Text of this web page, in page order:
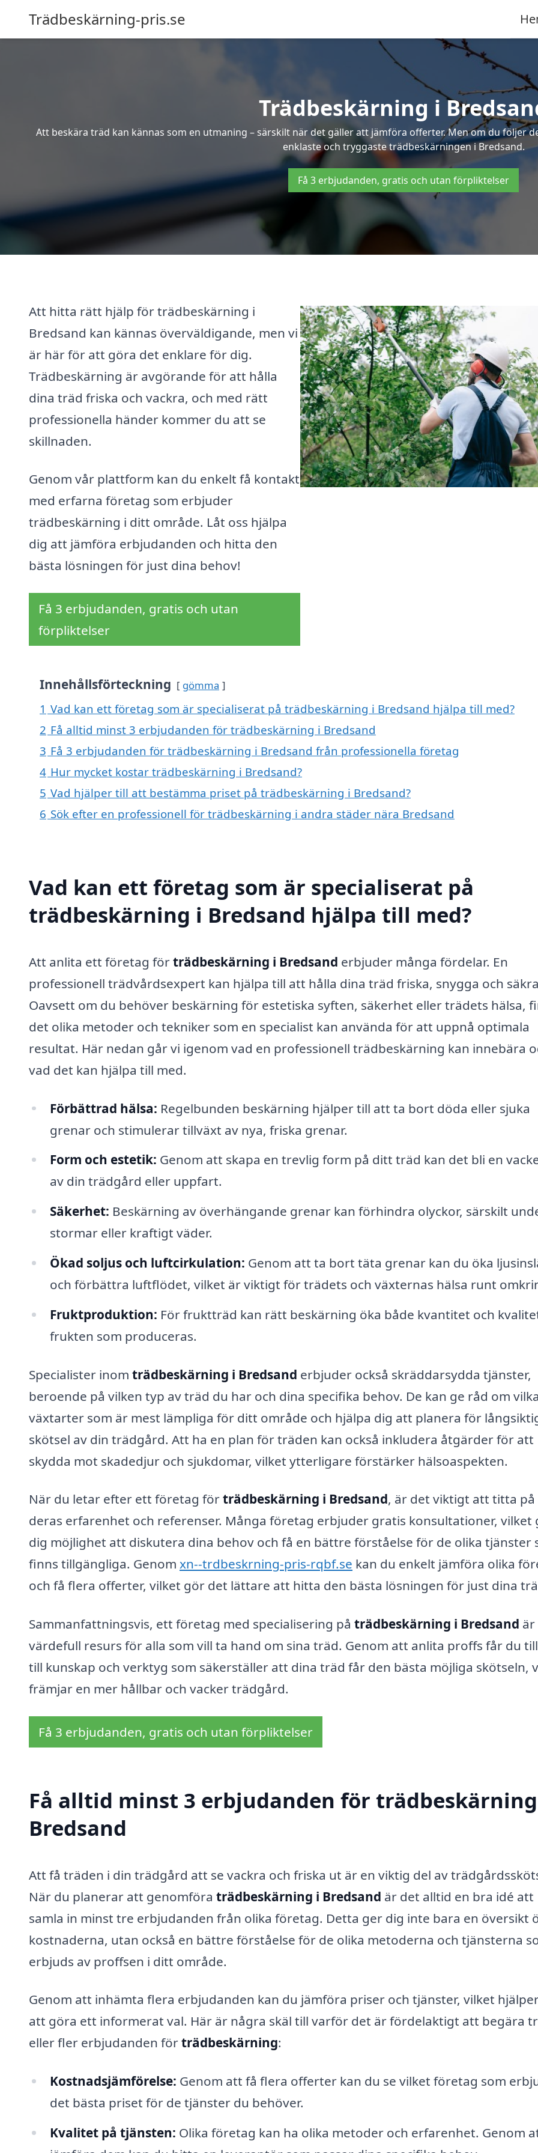
Trädbeskärning-pris.se
Trädbeskärning i
Att beskära träd kan kännas som en utmaning – särskilt när det gäller att jämföra offerter. Men om du följer
enklaste och tryggaste trädbeskärningen i Bredsand.
Få 3 erbjudanden, gratis och utan förpliktelser
Att hitta rätt hjälp för trädbeskärning i
Bredsand kan kännas överväldigande, men vi
är här för att göra det enklare för dig.
Trädbeskärning är avgörande för att hålla
dina träd friska och vackra, och med rätt
professionella händer kommer du att se
skillnaden.
Genom vår plattform kan du enkelt få kontakt
med erfarna företag som erbjuder
trädbeskärning i ditt område. Låt oss hjälpa
dig att jämföra erbjudanden och hitta den
bästa lösningen för just dina behov!
Få 3 erbjudanden, gratis och utan
förpliktelser
Innehållsförteckning gömma
1 Vad kan ett företag som är specialiserat på trädbeskärning i Bredsand hjälpa till med?
2 Få alltid minst 3 erbjudanden för trädbeskärning i Bredsand
3 Få 3 erbjudanden för trädbeskärning i Bredsand från professionella företag
4 Hur mycket kostar trädbeskärning i Bredsand?
5 Vad hjälper till att bestämma priset på trädbeskärning i Bredsand?
6 Sök efter en professionell för trädbeskärning i andra städer nära Bredsand
Vad kan ett företag som är specialiserat på
trädbeskärning i Bredsand hjälpa till med?
Att anlita ett företag förträdbeskärning i Bredsand erbjuder många fördelar. En
professionell trädvårdsexpert kan hjälpa till att hålla dina träd friska, snygga och
Oavsett om du behöver beskärning för estetiska syften, säkerhet eller trädets hälsa,
det olika metoder och tekniker som en specialist kan använda för att uppnå optimala
resultat. Här nedan går vi igenom vad en professionell trädbeskärning kan innebära
vad det kan hjälpa till med.
Förbättrad hälsa: Regelbunden beskärning hjälper till att ta bort döda eller sjuka
grenar och stimulerar tillväxt av nya, friska grenar.
Form och estetik: Genom att skapa en trevlig form på ditt träd kan det bli en
av din trädgård eller uppfart.
Säkerhet: Beskärning av överhängande grenar kan förhindra olyckor, särskilt
stormar eller kraftigt väder.
Ökad soljus och luftcirkulation: Genom att ta bort täta grenar kan du öka
och förbättra luftflödet, vilket är viktigt för trädets och växternas hälsa runt
Fruktproduktion: För fruktträd kan rätt beskärning öka både kvantitet och
frukten som produceras.
Specialister inom trädbeskärning i Bredsand erbjuder också skräddarsydda tjänster,
beroende på vilken typ av träd du har och dina specifika behov. De kan ge råd om vilka
växtarter som är mest lämpliga för ditt område och hjälpa dig att planera för
skötsel av din trädgård. Att ha en plan för träden kan också inkludera åtgärder för att
skydda mot skadedjur och sjukdomar, vilket ytterligare förstärker hälsoaspekten.
När du letar efter ett företag förträdbeskärning i Bredsand, är det viktigt att titta på
deras erfarenhet och referenser. Många företag erbjuder gratis konsultationer, vilket
dig möjlighet att diskutera dina behov och få en bättre förståelse för de olika tjänster
finns tillgängliga. Genom xn--trdbeskrning-pris-rqbf.se kan du enkelt jämföra olika
och få flera offerter, vilket gör det lättare att hitta den bästa lösningen för just dina
Sammanfattningsvis, ett företag med specialisering på trädbeskärning i Bredsand är
värdefull resurs för alla som vill ta hand om sina träd. Genom att anlita proffs får du
till kunskap och verktyg som säkerställer att dina träd får den bästa möjliga skötseln,
främjar en mer hållbar och vacker trädgård.
Få 3 erbjudanden, gratis och utan förpliktelser
Få alltid minst 3 erbjudanden för
Bredsand
Att få träden i din trädgård att se vackra och friska ut är en viktig del av
När du planerar att genomföra trädbeskärning i Bredsand är det alltid en bra idé att
samla in minst tre erbjudanden från olika företag. Detta ger dig inte bara en översikt
kostnaderna, utan också en bättre förståelse för de olika metoderna och tjänsterna
erbjuds av proffsen i ditt område.
Genom att inhämta flera erbjudanden kan du jämföra priser och tjänster, vilket
att göra ett informerat val. Här är några skäl till varför det är fördelaktigt att begära
eller fler erbjudanden förträdbeskärning:
Kostnadsjämförelse: Genom att få flera offerter kan du se vilket företag som
det bästa priset för de tjänster du behöver.
Kvalitet på tjänsten: Olika företag kan ha olika metoder och erfarenhet. Genom